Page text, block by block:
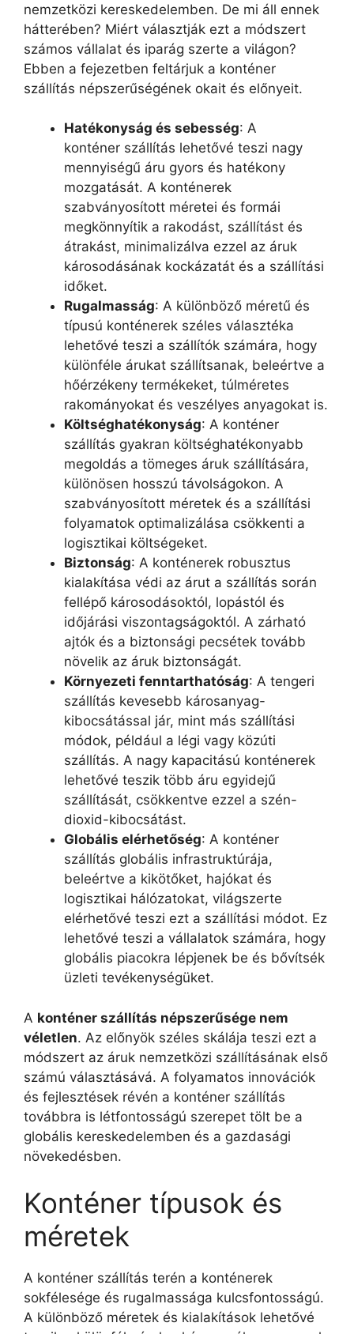
nemzetközi kereskedelemben. De mi áll ennek
hátterében? Miért választják ezt a módszert
számos vállalat és iparág szerte a világon?
Ebben a fejezetben feltárjuk a konténer
szállítás népszerűségének okait és előnyeit.
Hatékonyság és sebesség: A
konténer szállítás lehetővé teszi nagy
mennyiségű áru gyors és hatékony
mozgatását. A konténerek
szabványosított méretei és formái
megkönnyítik a rakodást, szállítást és
átrakást, minimalizálva ezzel az áruk
károsodásának kockázatát és a szállítási
időket.
Rugalmasság: A különböző méretű és
típusú konténerek széles választéka
lehetővé teszi a szállítók számára, hogy
különféle árukat szállítsanak, beleértve a
hőérzékeny termékeket, túlméretes
rakományokat és veszélyes anyagokat is.
Költséghatékonyság: A konténer
szállítás gyakran költséghatékonyabb
megoldás a tömeges áruk szállítására,
különösen hosszú távolságokon. A
szabványosított méretek és a szállítási
folyamatok optimalizálása csökkenti a
logisztikai költségeket.
Biztonság: A konténerek robusztus
kialakítása védi az árut a szállítás során
fellépő károsodásoktól, lopástól és
időjárási viszontagságoktól. A zárható
ajtók és a biztonsági pecsétek tovább
növelik az áruk biztonságát.
Környezeti fenntarthatóság: A tengeri
szállítás kevesebb károsanyag-
kibocsátással jár, mint más szállítási
módok, például a légi vagy közúti
szállítás. A nagy kapacitású konténerek
lehetővé teszik több áru egyidejű
szállítását, csökkentve ezzel a szén-
dioxid-kibocsátást.
Globális elérhetőség: A konténer
szállítás globális infrastruktúrája,
beleértve a kikötőket, hajókat és
logisztikai hálózatokat, világszerte
elérhetővé teszi ezt a szállítási módot. Ez
lehetővé teszi a vállalatok számára, hogy
globális piacokra lépjenek be és bővítsék
üzleti tevékenységüket.
A konténer szállítás népszerűsége nem
véletlen. Az előnyök széles skálája teszi ezt a
módszert az áruk nemzetközi szállításának első
számú választásává. A folyamatos innovációk
és fejlesztések révén a konténer szállítás
továbbra is létfontosságú szerepet tölt be a
globális kereskedelemben és a gazdasági
növekedésben.
Konténer típusok és
méretek
A konténer szállítás terén a konténerek
sokfélesége és rugalmassága kulcsfontosságú.
A különböző méretek és kialakítások lehetővé